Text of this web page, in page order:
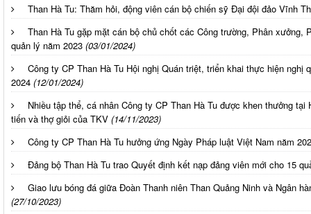
Than Hà Tu: Thăm hỏi, động viên cán bộ chiến sỹ Đại đội đảo Vĩnh
Than Hà Tu gặp mặt cán bộ chủ chốt các Công trường, Phân xưởng,
quản lý năm 2023 (03/01/2024)
Công ty CP Than Hà Tu Hội nghị Quán triệt, triển khai thực hiện nghị
2024 (12/01/2024)
Nhiều tập thể, cá nhân Công ty CP Than Hà Tu được khen thưởng
tiến và thợ giỏi của TKV (14/11/2023)
Công ty CP Than Hà Tu hưởng ứng Ngày Pháp luật Việt Nam năm
Đảng bộ Than Hà Tu trao Quyết định kết nạp đảng viên mới cho 15
Giao lưu bóng đá giữa Đoàn Thanh niên Than Quảng Ninh và Ngân
(27/10/2023)